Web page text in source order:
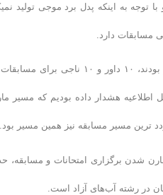
جهت اسکورت شناگران داشتیم و با توجه به اینکه پدل برد موجی تولید
مسابقات دارد.
وی ادامه داد: داخل هر شناور یک داور و یک ناجی مستقر کردیم و در مجموع علاوه بر دریابان ها که حدود ۷_۶ نفر بودند، ۱۰ داور و ۱۰
همچنین از یک هفته قبل اطلاعیه هشدار داده بودیم که مسیر
شدن برگزاری امتحانات و مسابقه،